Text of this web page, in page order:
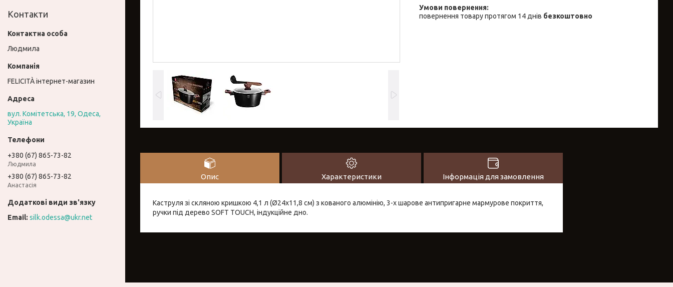
повернення товару протягом 14 днів безкоштовно
Опис Характеристики Інформація для замовлення
Каструля зі скляною кришкою 4,1 л (Ø24х11,8 см) з кованого алюмінію, 3-х шарове антипригарне мармурове покриття,
ручки під дерево SOFT TOUCH, індукційне дно.
Контакти
Людмила
FELICITÀ інтернет-магазин
вул. Комітетська, 19, Одеса,
Україна
+380 (67) 865-73-82
Людмила
+380 (67) 865-73-82
Анастасія
silk.odessa@ukr.net